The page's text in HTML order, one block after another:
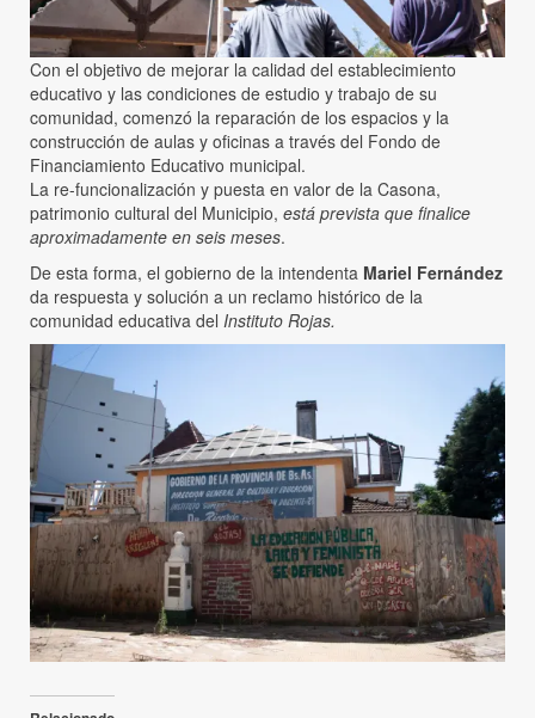
Con el objetivo de mejorar la calidad del establecimiento
educativo y las condiciones de estudio y trabajo de su
comunidad, comenzó la reparación de los espacios y la
construcción de aulas y oficinas a través del Fondo de
Financiamiento Educativo municipal.
La re-funcionalización y puesta en valor de la Casona,
patrimonio cultural del Municipio, está prevista que finalice
aproximadamente en seis meses.
De esta forma, el gobierno de la intendenta Mariel Fernández
da respuesta y solución a un reclamo histórico de la
comunidad educativa del Instituto Rojas.